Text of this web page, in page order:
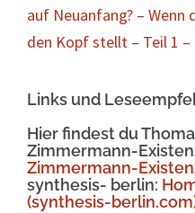
auf Neuanfang? – Wenn
den Kopf stellt – Teil 1
Links und
Hier findest du
Zimmermann-
Zimmermann-
synthesis- berlin:
(synthesis-